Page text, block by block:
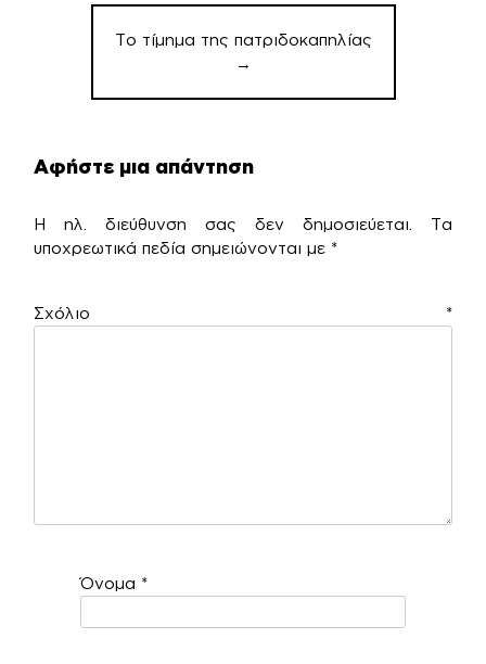
Το τίμημα της πατριδοκαπηλίας
→
Αφήστε μια απάντηση
Η ηλ. διεύθυνση σας δεν δημοσιεύεται.
Τα
υποχρεωτικά πεδία σημειώνονται με *
Σχόλιο *
Όνομα *